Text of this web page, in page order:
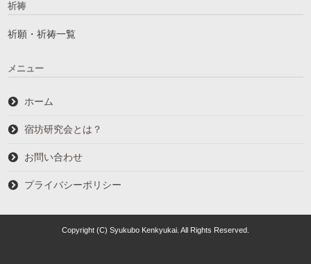
祈祷
祈願・祈祷一覧
メニュー
ホーム
宿坊研究会とは？
お問い合わせ
プライバシーポリシー
Copyright (C) Syukubo Kenkyukai. All Rights Reserved.